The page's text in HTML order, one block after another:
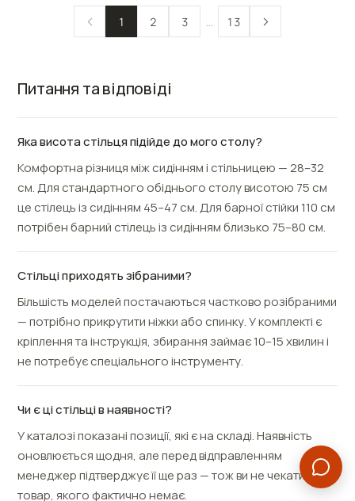
1 2 3 … 13
Питання та відповіді
Яка висота стільця підійде до мого столу?
Комфортна різниця між сидінням і стільницею — 28–32
см. Для стандартного обіднього столу висотою 75 см
це стілець із сидінням 45–47 см. Для барної стійки 110 см
потрібен барний стілець із сидінням близько 75–80 см.
Стільці приходять зібраними?
Більшість моделей постачаються частково розібраними
— потрібно прикрутити ніжки або спинку. У комплекті є
кріплення та інструкція, збирання займає 10–15 хвилин і
не потребує спеціального інструменту.
Чи є ці стільці в наявності?
У каталозі показані позиції, які є на складі. Наявність
оновлюється щодня, але перед відправленням
менеджер підтверджує її ще раз — тож ви не чекатимете
товар, якого фактично немає.